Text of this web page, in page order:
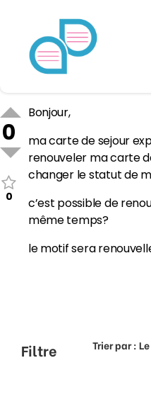
0
0
Bonjour,
ma carte de sejour
renouveler ma carte
changer le statut de
c’est possible de
même temps?
le motif sera
Filtre Trier par :